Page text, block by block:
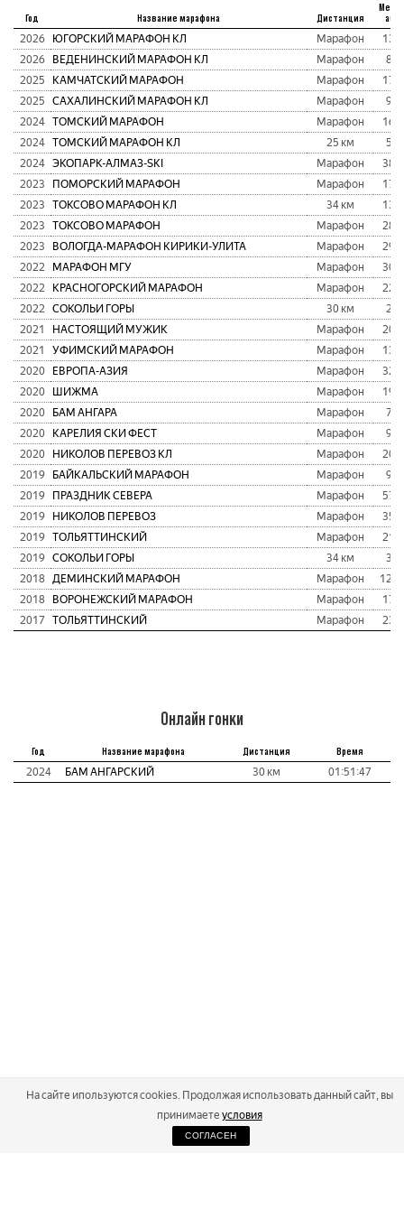
Год Название марафона Дистанция
Место
абс
2026 ЮГОРСКИЙ МАРАФОН КЛ Марафон
136
2026
ВЕДЕНИНСКИЙ МАРАФОН КЛ Марафон
81
2025
КАМЧАТСКИЙ МАРАФОН Марафон
172
2025
САХАЛИНСКИЙ МАРАФОН КЛ Марафон
93
2024
ТОМСКИЙ МАРАФОН Марафон
167
2024
ТОМСКИЙ МАРАФОН КЛ 25 км
57
2024
ЭКОПАРК-АЛМАЗ-SKI Марафон
383
2023
ПОМОРСКИЙ МАРАФОН Марафон
178
2023
ТОКСОВО МАРАФОН КЛ 34 км
131
2023
ТОКСОВО МАРАФОН Марафон
282
2023
ВОЛОГДА-МАРАФОН КИРИКИ-УЛИТА Марафон
295
2022
МАРАФОН МГУ Марафон
304
2022
КРАСНОГОРСКИЙ МАРАФОН Марафон
229
2022
СОКОЛЬИ ГОРЫ 30 км
23
2021
НАСТОЯЩИЙ МУЖИК Марафон
209
2021
УФИМСКИЙ МАРАФОН Марафон
138
2020
ЕВРОПА-АЗИЯ Марафон
322
2020
ШИЖМА Марафон
192
2020
БАМ АНГАРА Марафон
78
2020
КАРЕЛИЯ СКИ ФЕСТ Марафон
97
2020
НИКОЛОВ ПЕРЕВОЗ КЛ Марафон
204
2019
БАЙКАЛЬСКИЙ МАРАФОН Марафон
94
2019
ПРАЗДНИК СЕВЕРА Марафон
575
2019
НИКОЛОВ ПЕРЕВОЗ Марафон
356
2019
ТОЛЬЯТТИНСКИЙ Марафон
217
2019
СОКОЛЬИ ГОРЫ 34 км
37
2018
ДЕМИНСКИЙ МАРАФОН Марафон
1208
2018
ВОРОНЕЖСКИЙ МАРАФОН Марафон
171
2017
ТОЛЬЯТТИНСКИЙ Марафон 235
Онлайн гонки
Год Название марафона Дистанция Время
2024 БАМ АНГАРСКИЙ 30 км 01:51:47
На сайте ипользуются cookies. Продолжая использовать данный сайт, вы
принимаете условия
СОГЛАСЕН